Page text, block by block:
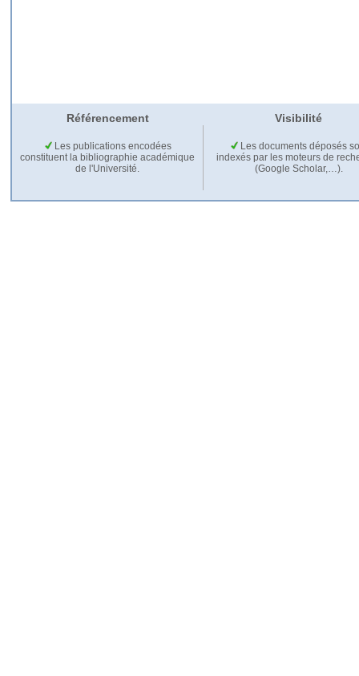
Référencement Visibilité
Les publications encodées
constituent la bibliographie académique
de l'Université.
Les documents déposés
indexés par les moteurs de
(Google Scholar,…).